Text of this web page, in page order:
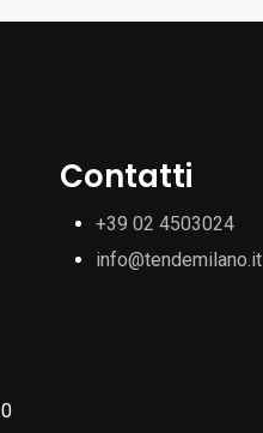
Contatti
+39 02 4503024
info@tendemilano.it